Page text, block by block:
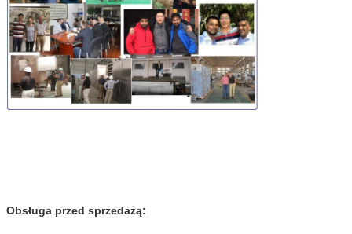
Obsługa przed sprzedażą: